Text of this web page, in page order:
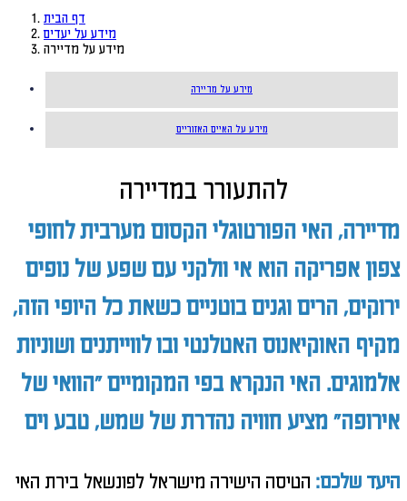
דף הבית
מידע על יעדים
מידע על מדיירה
מידע על מדיירה
מידע על האיים האזוריים
להתעורר במדיירה
מדיירה, האי הפורטוגלי הקסום מערבית לחופי
צפון אפריקה הוא אי וולקני עם שפע של נופים
ירוקים, הרים וגנים בוטניים כשאת כל היופי הזה,
מקיף האוקיאנוס האטלנטי ובו לווייתנים ושוניות
אלמוגים. האי הנקרא בפי המקומיים "הוואי של
אירופה" מציע חוויה נהדרת של שמש, טבע וים
היעד שלכם: הטיסה הישירה מישראל לפונשאל בירת האי